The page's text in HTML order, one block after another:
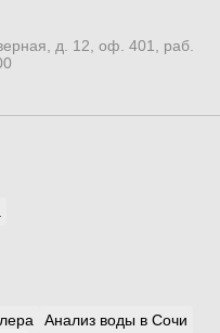
д. 12, оф. 401, раб.
Анализ воды в Сочи